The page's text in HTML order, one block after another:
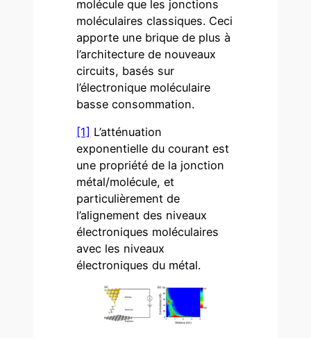
molécule que les jonctions
moléculaires classiques. Ceci
apporte une brique de plus à
l’architecture de nouveaux
circuits, basés sur
l’électronique moléculaire
basse consommation.
[1] L’atténuation
exponentielle du courant est
une propriété de la jonction
métal/molécule, et
particulièrement de
l’alignement des niveaux
électroniques moléculaires
avec les niveaux
électroniques du métal.